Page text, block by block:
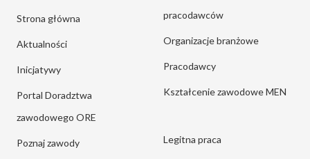
Strona główna
Aktualności
Inicjatywy
Portal Doradztwa
zawodowego ORE
Poznaj zawody
pracodawców
Organizacje branżowe
Pracodawcy
Kształcenie zawodowe MEN
Legitna praca